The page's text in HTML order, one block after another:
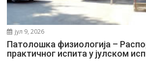
јул 9, 2026
Патолошка физиологија –
практичног испита у јулском